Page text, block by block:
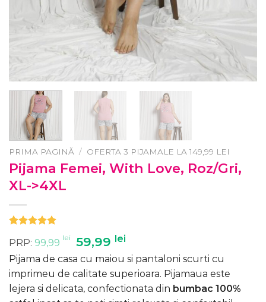
PRIMA PAGINĂ / OFERTA 3 PIJAMALE LA 149,99 LEI
Pijama Femei, With Love, Roz/Gri,
XL->4XL
5.00din 5
pe baza a
evaluări de
la clienți
PRP: 99,99 lei
Prețul
fost:
99,99 lei.
59,99 leiPrețul
curent
este:
59,99 lei.
Pijama de casa cu maiou si pantaloni scurti cu
imprimeu de calitate superioara. Pijamaua este
lejera si delicata, confectionata din bumbac 100%